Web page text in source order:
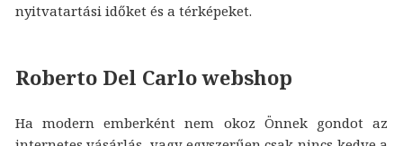
nyitvatartási időket és a térképeket.
Roberto Del Carlo webshop
Ha modern emberként nem okoz Önnek gondot az